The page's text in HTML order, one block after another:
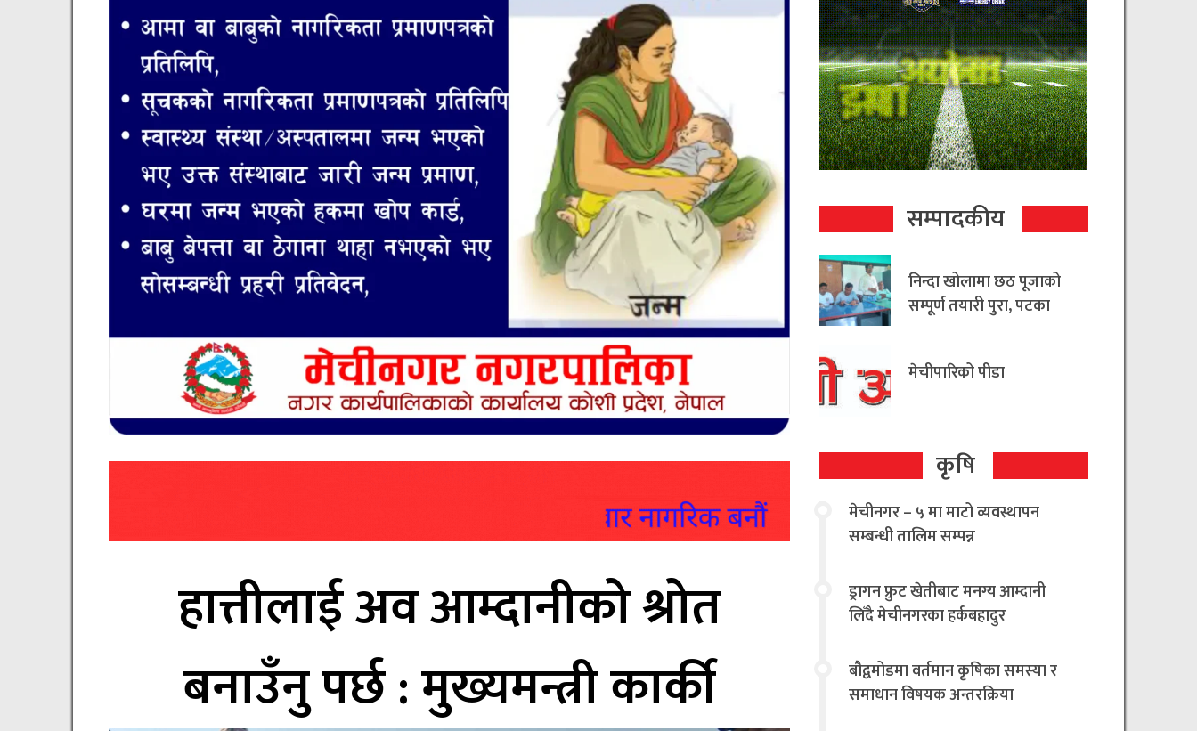
हात्तीलाई अव आम्दानीको श्रोत
बनाउँनु पर्छ : मुख्यमन्त्री कार्की
सम्पादकीय
निन्दा खोलामा छठ पूजाको
सम्पूर्ण तयारी पुरा, पटका
मेचीपारिको पीडा
कृषि
मेचीनगर – ५ मा माटो व्यवस्थापन
सम्बन्धी तालिम सम्पन्न
ड्रागन फ्रुट खेतीबाट मनग्य आम्दानी
लिँदै मेचीनगरका हर्कबहादुर
बौद्वमोडमा वर्तमान कृषिका समस्या र
समाधान विषयक अन्तरक्रिया